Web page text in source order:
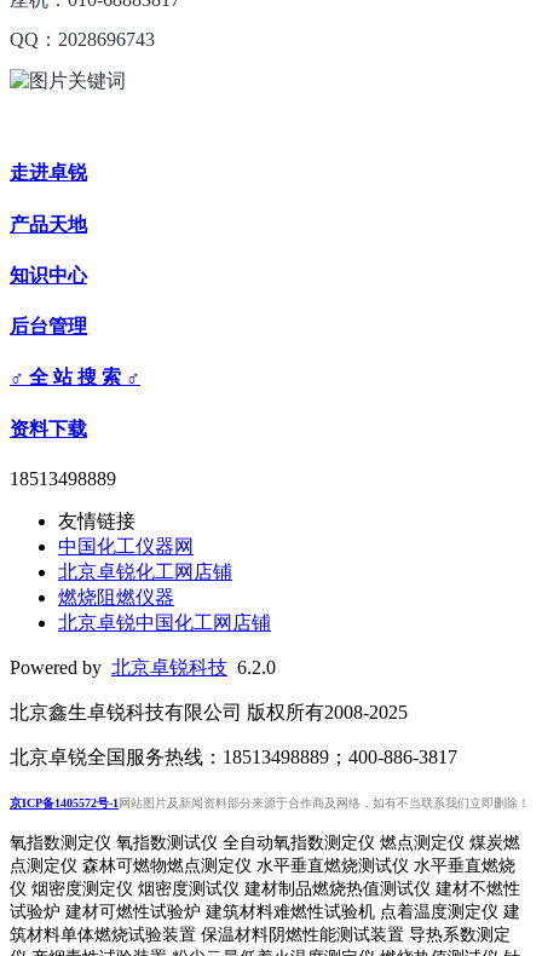
QQ：2028696743
走进卓锐
产品天地
知识中心
后台管理
♂ 全 站 搜 索 ♂
资料下载
18513498889
友情链接
中国化工仪器网
北京卓锐化工网店铺
燃烧阻燃仪器
北京卓锐中国化工网店铺
Powered by 北京卓锐科技 6.2.0
北京鑫生卓锐科技有限公司 版权所有2008-2025
北京卓锐全国服务热线：18513498889；400-886-3817
京ICP备1405572号-1网站图片及新闻资料部分来源于合作商及网络，如有不当联系我们立即删除！
氧指数测定仪 氧指数测试仪 全自动氧指数测定仪 燃点测定仪 煤炭燃
点测定仪 森林可燃物燃点测定仪 水平垂直燃烧测试仪 水平垂直燃烧
仪 烟密度测定仪 烟密度测试仪 建材制品燃烧热值测试仪 建材不燃性
试验炉 建材可燃性试验炉 建筑材料难燃性试验机 点着温度测定仪 建
筑材料单体燃烧试验装置 保温材料阴燃性能测试装置 导热系数测定